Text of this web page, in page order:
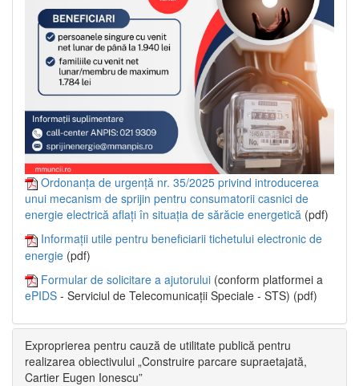
Ordonanța de urgență nr. 35/2025 privind introducerea
unui mecanism de sprijin pentru consumatorii casnici de
energie electrică aflați în situația de sărăcie energetică (pdf)
Informații utile pentru beneficiarii tichetului electronic de
energie (pdf)
Formular de solicitare a ajutorului (conform platformei a
ePIDS - Serviciul de Telecomunicații Speciale - STS) (pdf)
Exproprierea pentru cauză de utilitate publică pentru
realizarea obiectivului „Construire parcare supraetajată,
Cartier Eugen Ionescu”